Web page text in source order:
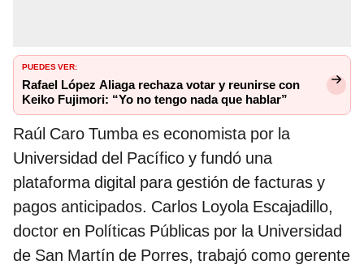
PUEDES VER:
Rafael López Aliaga rechaza votar y reunirse con
Keiko Fujimori: “Yo no tengo nada que hablar”
Raúl Caro Tumba es economista por la
Universidad del Pacífico y fundó una
plataforma digital para gestión de facturas y
pagos anticipados. Carlos Loyola Escajadillo,
doctor en Políticas Públicas por la Universidad
de San Martín de Porres, trabajó como gerente